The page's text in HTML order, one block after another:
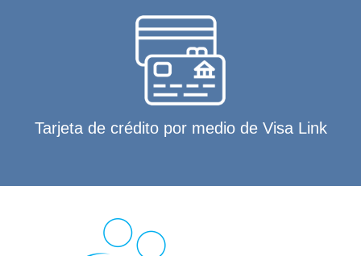
Tarjeta de crédito por medio de Visa Link